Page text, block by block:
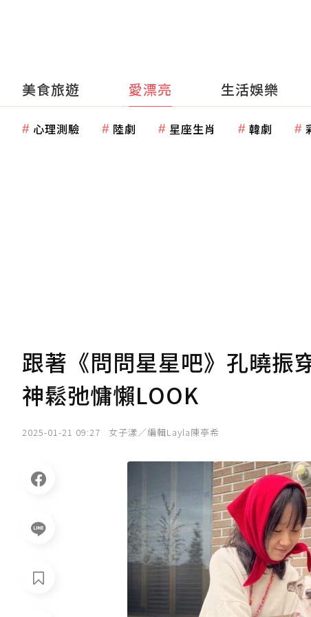
美食旅遊 愛漂亮 生活娛樂
心理測驗 陸劇 星座生肖 韓劇
跟著《問問星星吧》孔曉振
神鬆弛慵懶LOOK
2025-01-21 09:27 女子漾／編輯Layla陳亭希